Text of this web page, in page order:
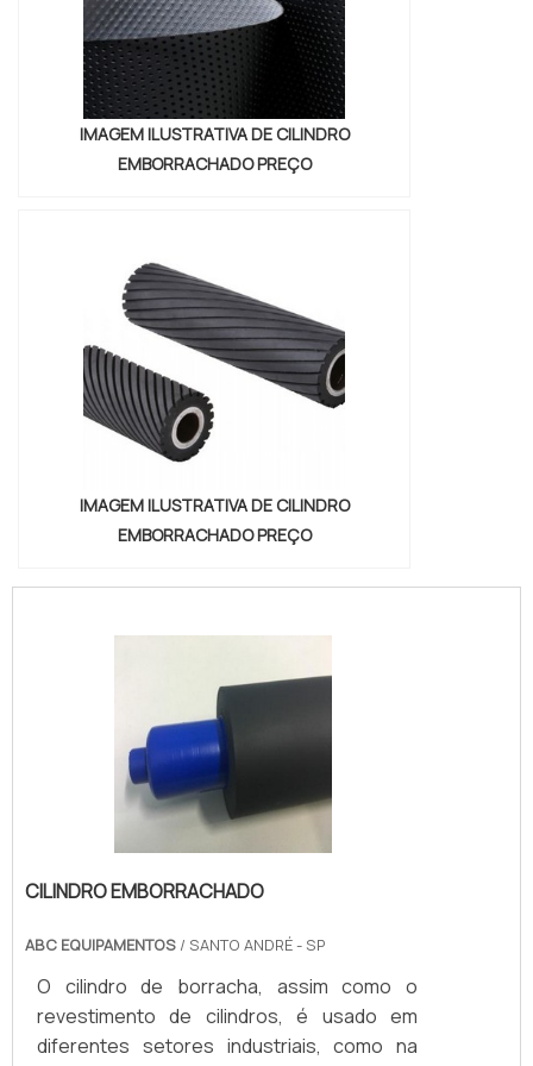
responsabiliza pela garantia de eventuais
defeitos de fabricação que possam existir
até 06 meses após a emissão da nota
fiscal dos produtos, desde que os defeitos
sejam avaliados e realmente constatados
como defeitos de fabricação e não
IMAGEM ILUSTRATIVA DE CILINDRO
EMBORRACHADO PREÇO
IMAGEM ILUSTRATIVA DE CILINDRO
EMBORRACHADO PREÇO
CILINDRO EMBORRACHADO
ABC EQUIPAMENTOS / SANTO ANDRÉ - SP
O cilindro de borracha, assim como o
revestimento de cilindros, é usado em
diferentes setores industriais, como na